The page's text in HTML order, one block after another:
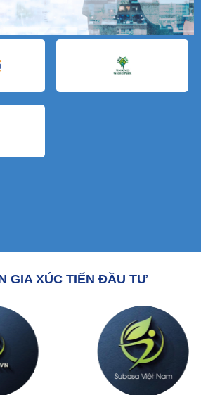
GIA XÚC TIẾN ĐẦU TƯ